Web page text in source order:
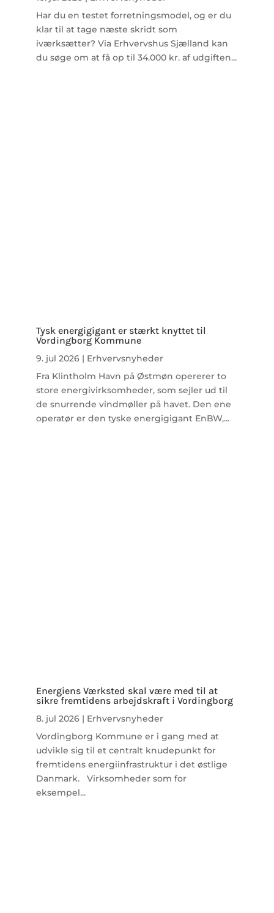
Har du en testet forretningsmodel, og er du
klar til at tage næste skridt som
iværksætter? Via Erhvervshus Sjælland kan
du søge om at få op til 34.000 kr. af udgiften...
Tysk energigigant er stærkt knyttet til
Vordingborg Kommune
9. jul 2026 | Erhvervsnyheder
Fra Klintholm Havn på Østmøn opererer to
store energivirksomheder, som sejler ud til
de snurrende vindmøller på havet. Den ene
operatør er den tyske energigigant EnBW,...
Energiens Værksted skal være med til at
sikre fremtidens arbejdskraft i Vordingborg
8. jul 2026 | Erhvervsnyheder
Vordingborg Kommune er i gang med at
udvikle sig til et centralt knudepunkt for
fremtidens energiinfrastruktur i det østlige
Danmark. Virksomheder som for
eksempel...